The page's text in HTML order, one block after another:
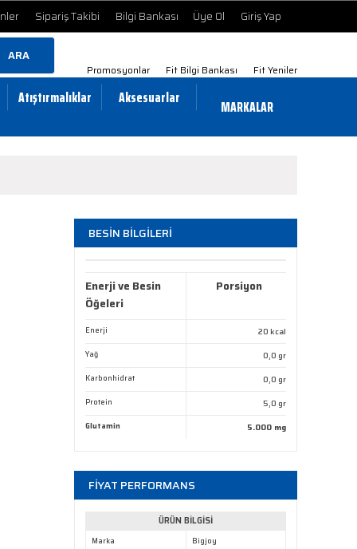
Sipariş Takibi Bilgi Bankası Üye Ol Giriş Yap
ARA
Promosyonlar Fit Bilgi Bankası Fit Yeniler
Atıştırmalıklar Aksesuarlar MARKALAR
BESİN BİLGİLERİ
Enerji ve Besin
Öğeleri
Porsiyon
Enerji 20 kcal
Yağ 0,0 gr
Karbonhidrat 0,0 gr
Protein 5,0 gr
Glutamin 5.000 mg
FİYAT PERFORMANS
ÜRÜN BİLGİSİ
Marka
Bigjoy